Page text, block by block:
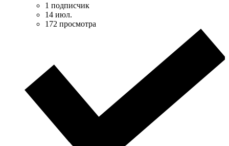
1 подписчик
14 июл.
172 просмотра